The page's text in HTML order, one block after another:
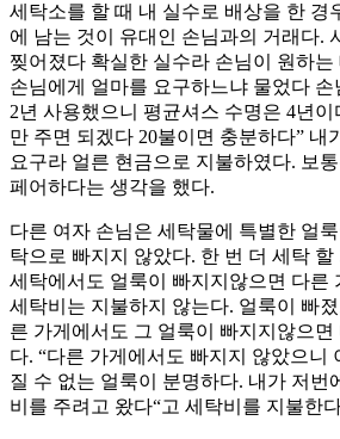
세탁소를 할 때 내 실수로 배상을 한 경
에 남는 것이 유대인 손님과의 거래다.
찢어졌다 확실한 실수라 손님이 원하
손님에게 얼마를 요구하느냐 물었다 손
2년 사용했으니 평균셔스 수명은 4년
만 주면 되겠다 20불이면 충분하다” 내
요구라 얼른 현금으로 지불하였다. 보
페어하다는 생각을 했다.
다른 여자 손님은 세탁물에 특별한 얼
탁으로 빠지지 않았다. 한 번 더 세탁
세탁에서도 얼룩이 빠지지않으면 다른
세탁비는 지불하지 않는다. 얼룩이 빠
른 가게에서도 그 얼룩이 빠지지않으
다. “다른 가게에서도 빠지지 않았으니
질 수 없는 얼룩이 분명하다. 내가 저번
비를 주려고 왔다“고 세탁비를 지불한